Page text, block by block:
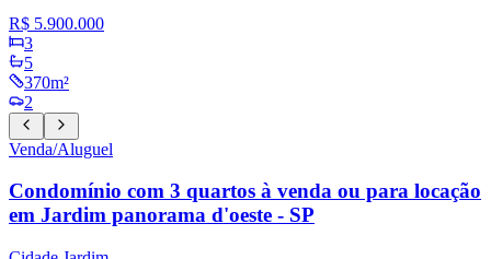
R$ 5.900.000
3
5
370m²
2
Venda/Aluguel
Condomínio com 3 quartos à venda ou para locação
em Jardim panorama d'oeste - SP